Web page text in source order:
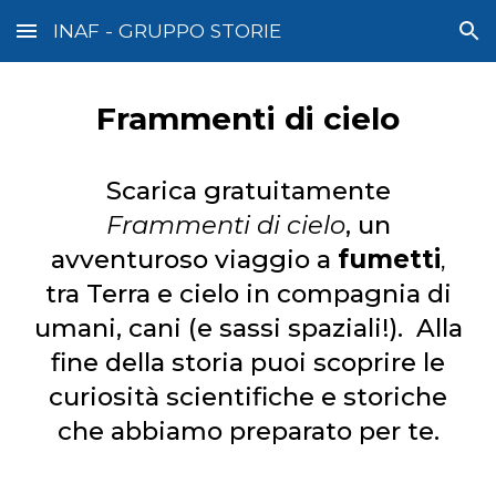
Skip to main content Skip to navigation
INAF - GRUPPO STORIE
Frammenti di cielo
Scarica gratuitamente
Frammenti di cielo, un
avventuroso viaggio a fumetti,
tra Terra e cielo in compagnia di
umani, cani (e sassi spaziali!). Alla
fine della storia puoi scoprire le
curiosità scientifiche e storiche
che abbiamo preparato per te.